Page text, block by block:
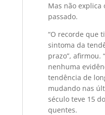
Mas não explica
passado.
“O recorde que
sintoma da
prazo”, afirmou.
nenhuma
tendência de
mudando nas
século teve 15
quentes.